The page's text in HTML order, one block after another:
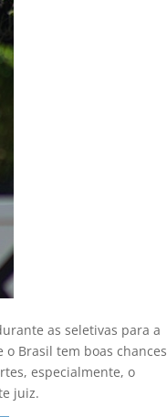
as seletivas para a
o Brasil tem boas chances
especialmente, o
juiz.